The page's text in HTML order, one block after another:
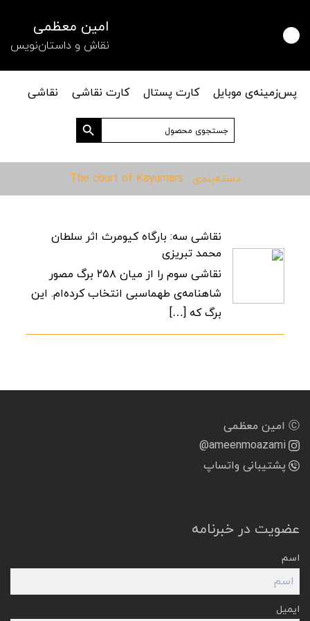
امین معظمی
نقاش و داستان‌نویس
پس‌زمینه‌ی موبایل کارت پستال کارت نقاشی
نقاشی
جستجو
برای:
دکمه جستجو
دسته‌بندی : The court of Kayumars
نقاشی سه: بارگاه کیومرث اثر سلطان
محمد تبریزی
نقاشی سوم را از میان ۲۵۸ برگ مصور
شاهنامه‌ی طهماسبی انتخاب کرده‌ام. این
برگ که […]
Ⓒ امین معظمی
@ameenmoazami
پشتیبانی واتساپ
عضویت در خبرنامه
اسم
ایمیل